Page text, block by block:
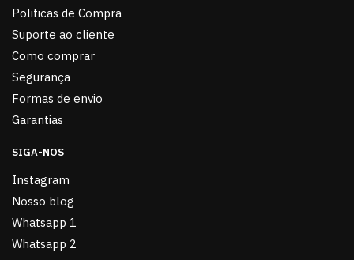
Politicas de Compra
Suporte ao cliente
Como comprar
Segurança
Formas de envio
Garantias
SIGA-NOS
Instagram
Nosso blog
Whatsapp 1
Whatsapp 2